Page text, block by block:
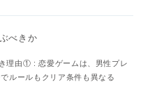
べきか
理由① : 恋愛ゲームは、男性プレ
ルールもクリア条件も異なる